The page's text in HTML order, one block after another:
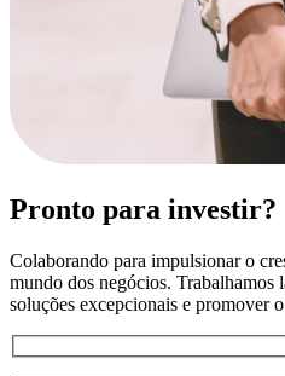
Pronto para investir?
Colaborando para impulsionar o
mundo dos negócios. Trabalhamos
soluções excepcionais e promover